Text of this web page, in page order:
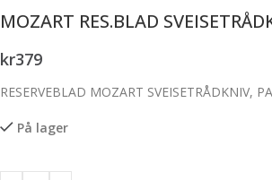
MOZART RES.BLAD
kr379
RESERVEBLAD MOZART SVEISETRÅDKNIV,
På lager